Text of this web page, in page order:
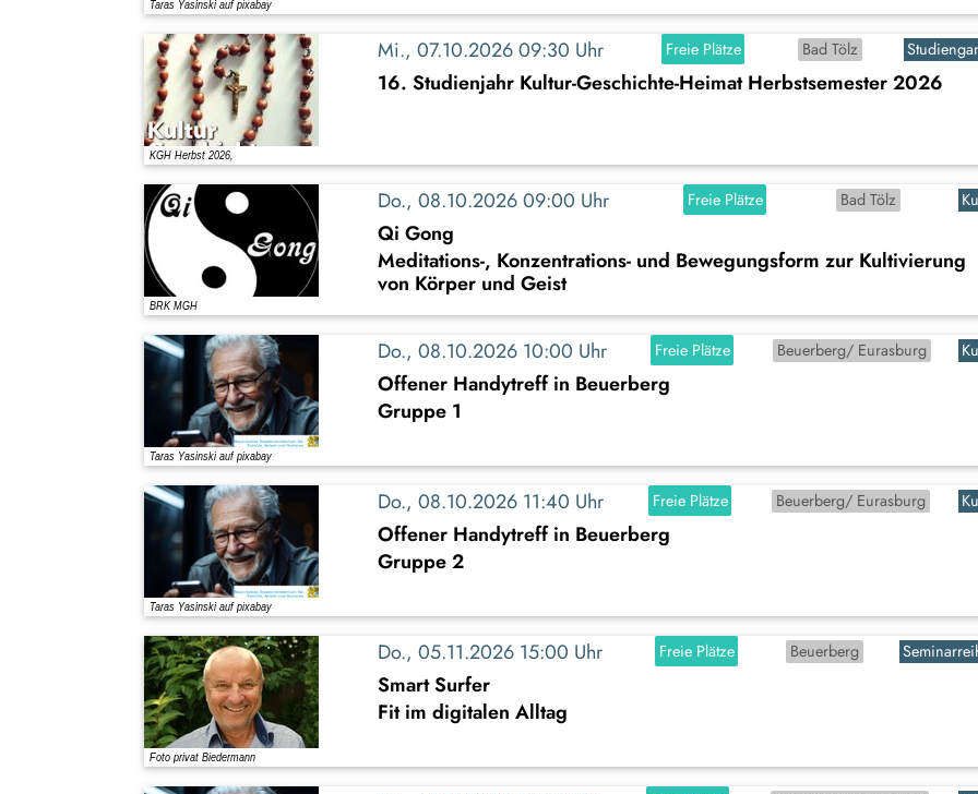
Mi., 07.10.2026 09:30 Uhr Freie Plätze Bad Tölz
16. Studienjahr Kultur-Geschichte-Heimat Herbstsemester 2026
Do., 08.10.2026 09:00 Uhr Freie Plätze Bad Tölz
Qi Gong
Meditations-, Konzentrations- und Bewegungsform zur Kultivierung
von Körper und Geist
Do., 08.10.2026 10:00 Uhr Freie Plätze Beuerberg/ Eurasburg
Offener Handytreff in Beuerberg
Gruppe 1
Do., 08.10.2026 11:40 Uhr Freie Plätze Beuerberg/ Eurasburg
Offener Handytreff in Beuerberg
Gruppe 2
Do., 05.11.2026 15:00 Uhr Freie Plätze Beuerberg
Smart Surfer
Fit im digitalen Alltag